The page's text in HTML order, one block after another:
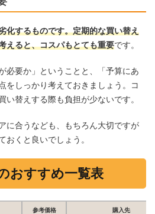
化するものです。定期的な買い替え
えると、コスパもとても重要です。
必要か」ということと、「予算にあ
をしっかり考えておきましょう。コ
い替えする際も負担が少ないです。
に合うなども、もちろん大切ですが
おくと良いでしょう。
おすすめ一覧表
参考価格 購入先